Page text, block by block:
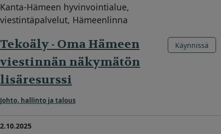
Kanta-Hämeen hyvinvointialue,
viestintäpalvelut, Hämeenlinna
Tekoäly - Oma Hämeen
viestinnän näkymätön
lisäresurssi
Johto, hallinto ja talous
Käynnissä
2.10.2025